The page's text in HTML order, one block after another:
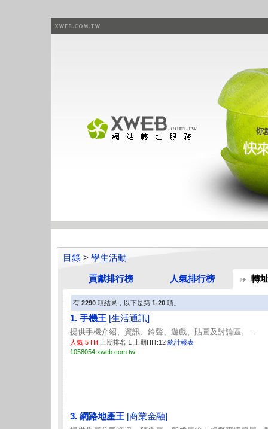
目錄 > 學生活動
貢獻排行榜 人氣排行榜 轉
有 2290 項結果，以下是第 1-20 項。
1. 手機王 [生活通訊]
提供手機介紹、資訊、鈴聲、遊戲、貼圖及討論區。 ...
人氣 5 Hit 上期排名:1 上期HIT:12 統計報表
1058054.xweb.com.tw
3. 網路地產王 [商業金融]